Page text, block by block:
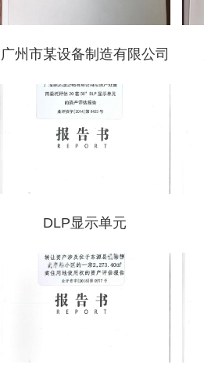
广州市某设备制造有限公司
DLP显示单元